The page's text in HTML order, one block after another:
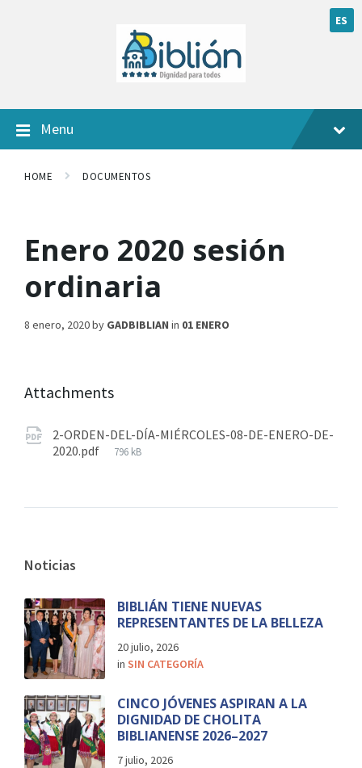
ES
Menu
HOME DOCUMENTOS
Enero 2020 sesión
ordinaria
8 enero, 2020by GADBIBLIAN in 01 ENERO
Attachments
2-ORDEN-DEL-DÍA-MIÉRCOLES-08-DE-ENERO-DE-
2020.pdf
796 kB
Noticias
BIBLIÁN TIENE NUEVAS
REPRESENTANTES DE LA BELLEZA
20 julio, 2026
in SIN CATEGORÍA
CINCO JÓVENES ASPIRAN A LA
DIGNIDAD DE CHOLITA
BIBLIANENSE 2026–2027
7 julio, 2026